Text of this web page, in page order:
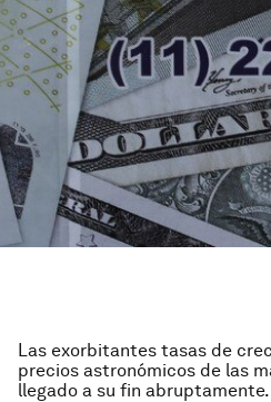
Las exorbitantes tasas de
precios astronómicos de las
llegado a su fin